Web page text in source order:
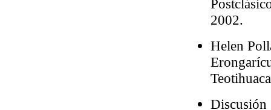
2002.
Helen
Discusión